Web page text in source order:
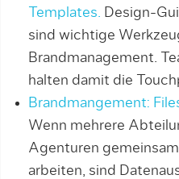
Templates. Design-
sind wichtige
Brandmanagement.
halten damit die
Brandmangement:
Wenn mehrere
Agenturen
arbeiten, sind